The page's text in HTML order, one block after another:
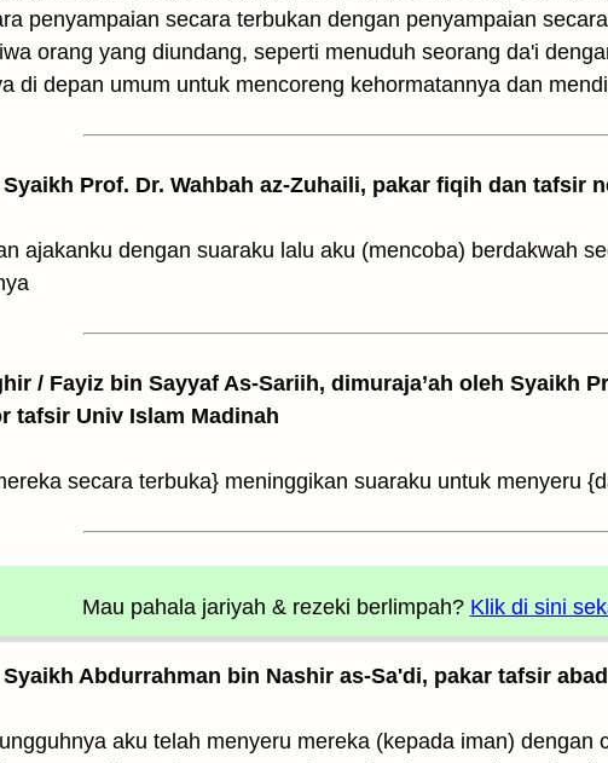
penyampaian secara terbukan dengan penyampaian
orang yang diundang, seperti menuduh seorang da'i
di depan umum untuk mencoreng kehormatannya dan
Prof. Dr. Wahbah az-Zuhaili, pakar fiqih dan tafsir
ajakanku dengan suaraku lalu aku (mencoba) berdakwah
/ Fayiz bin Sayyaf As-Sariih, dimuraja’ah oleh Syaikh
tafsir Univ Islam Madinah
secara terbuka} meninggikan suaraku untuk menyeru
Mau pahala jariyah & rezeki berlimpah? Klik di sini
Abdurrahman bin Nashir as-Sa'di, pakar tafsir
aku telah menyeru mereka (kepada iman) dengan